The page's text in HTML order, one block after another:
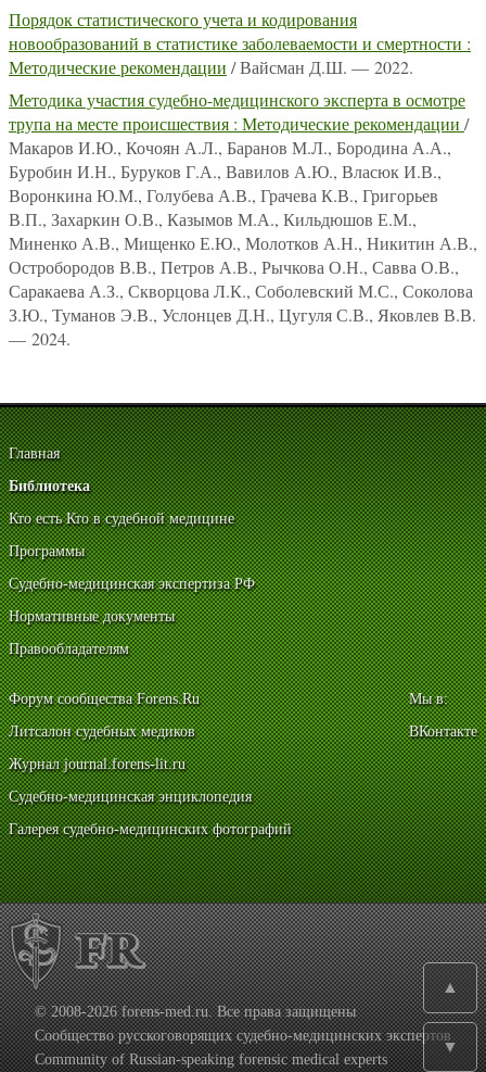
Порядок статистического учета и кодирования
новообразований в статистике заболеваемости и смертности :
Методические рекомендации / Вайсман Д.Ш. — 2022.
Методика участия судебно-медицинского эксперта в осмотре
трупа на месте происшествия : Методические рекомендации /
Макаров И.Ю., Кочоян А.Л., Баранов М.Л., Бородина А.А.,
Буробин И.Н., Буруков Г.А., Вавилов А.Ю., Власюк И.В.,
Воронкина Ю.М., Голубева А.В., Грачева К.В., Григорьев
В.П., Захаркин О.В., Казымов М.А., Кильдюшов Е.М.,
Миненко А.В., Мищенко Е.Ю., Молотков А.Н., Никитин А.В.,
Остробородов В.В., Петров А.В., Рычкова О.Н., Савва О.В.,
Саракаева А.З., Скворцова Л.К., Соболевский М.С., Соколова
З.Ю., Туманов Э.В., Услонцев Д.Н., Цугуля С.В., Яковлев В.В.
— 2024.
Главная
Библиотека
Кто есть Кто в судебной медицине
Программы
Судебно-медицинская экспертиза РФ
Нормативные документы
Правообладателям
Форум сообщества Forens.Ru
Литсалон судебных медиков
Журнал journal.forens-lit.ru
Судебно-медицинская энциклопедия
Галерея судебно-медицинских фотографий
Мы в:
ВКонтакте
© 2008-2026 forens-med.ru. Все права защищены
Сообщество русскоговорящих судебно-медицинских экспертов
Community of Russian-speaking forensic medical experts
▲
▼